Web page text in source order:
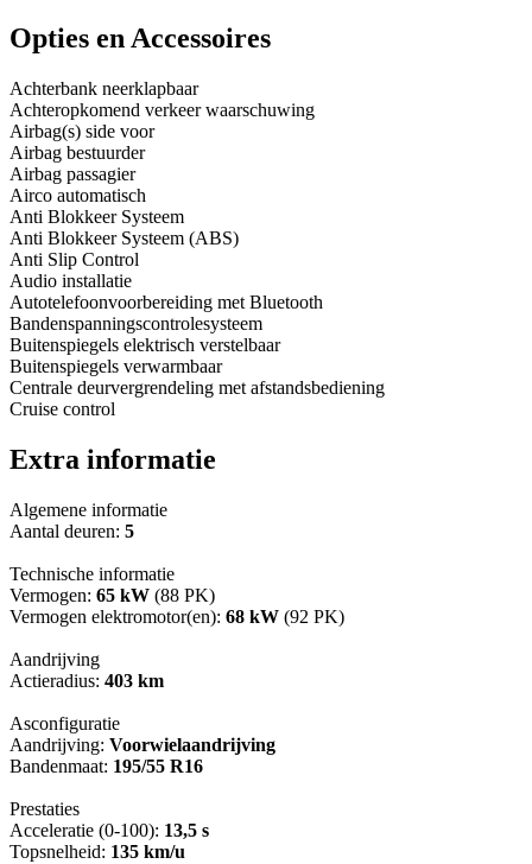
Opties en Accessoires
Achterbank neerklapbaar
Achteropkomend verkeer waarschuwing
Airbag(s) side voor
Airbag bestuurder
Airbag passagier
Airco automatisch
Anti Blokkeer Systeem
Anti Blokkeer Systeem (ABS)
Anti Slip Control
Audio installatie
Autotelefoonvoorbereiding met Bluetooth
Bandenspanningscontrolesysteem
Buitenspiegels elektrisch verstelbaar
Buitenspiegels verwarmbaar
Centrale deurvergrendeling met afstandsbediening
Cruise control
Extra informatie
Algemene informatie
Aantal deuren: 5
Technische informatie
Vermogen: 65 kW (88 PK)
Vermogen elektromotor(en): 68 kW (92 PK)
Aandrijving
Actieradius: 403 km
Asconfiguratie
Aandrijving: Voorwielaandrijving
Bandenmaat: 195/55 R16
Prestaties
Acceleratie (0-100): 13,5 s
Topsnelheid: 135 km/u